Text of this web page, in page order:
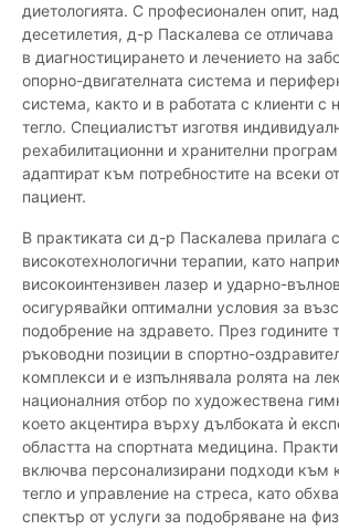
диетологията. С професионален опит,
десетилетия, д-р Паскалева се отличава
в диагностицирането и лечението на
опорно-двигателната система и
система, както и в работата с клиенти с
тегло. Специалистът изготвя
рехабилитационни и хранителни
адаптират към потребностите на всеки
пациент.
В практиката си д-р Паскалева прилага
високотехнологични терапии, като
високоинтензивен лазер и ударно-
осигурявайки оптимални условия за
подобрение на здравето. През годините
ръководни позиции в спортно-
комплекси и е изпълнявала ролята на
националния отбор по художествена
което акцентира върху дълбоката ѝ
областта на спортната медицина.
включва персонализирани подходи към
тегло и управление на стреса, като
спектър от услуги за подобряване на